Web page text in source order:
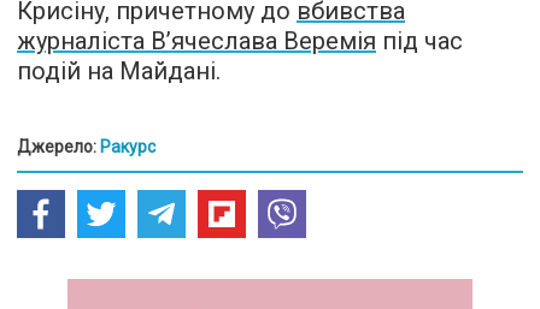
Крисіну, причетному до вбивства
журналіста В’ячеслава Веремія під час
подій на Майдані.
Джерело: Ракурс